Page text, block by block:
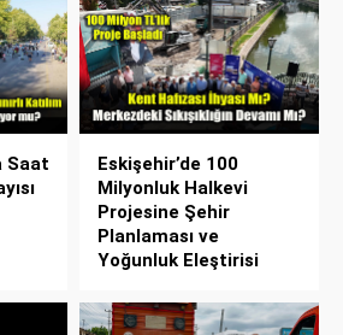
Saat
Eskişehir’de 100
Milyonluk Halkevi
Projesine Şehir
Planlaması ve
Yoğunluk Eleştirisi